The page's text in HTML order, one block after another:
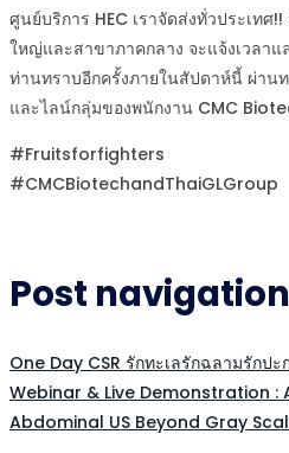
ศูนย์บริการ HEC เราจัดส่งทั่วประเท
ใหญ่และสาขาภาคกลาง จะแจ้งเวลา
ท่านทราบอีกครั้งภายในสัปดาห์นี้ ผ่านท
และไลน์กลุ่มของพนักงาน CMC
#Fruitsforfighters
#CMCBiotechandThaiGLGroup
Post navigation
One Day CSR รักทะเลรักฉลามรักปะ
Webinar & Live Demonstration
Abdominal US Beyond Gray